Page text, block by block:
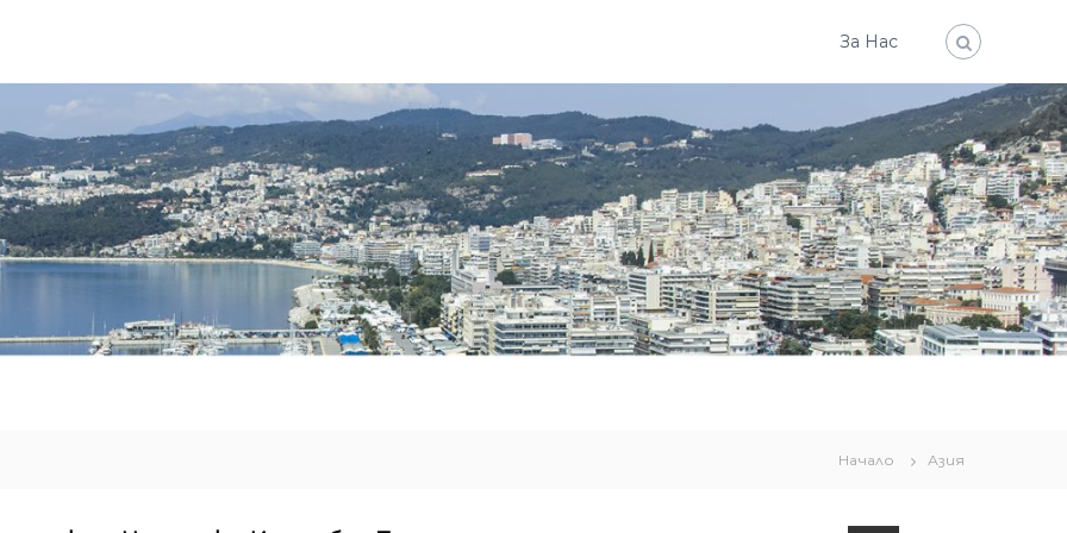
За Нас
Начало Азия